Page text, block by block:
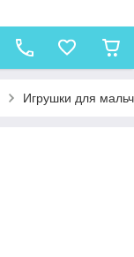
Игрушки для